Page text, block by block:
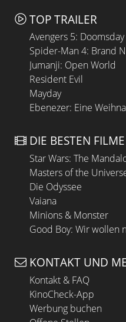
TOP TRAILER
Avengers 5: Doomsday
Spider-Man 4: Brand
Jumanji: Open World
Resident Evil
Mayday
Ebenezer: Eine
DIE BESTEN FILME
Star Wars: The
Masters of the
Die Odyssee
Vaiana
Minions & Monster
Good Boy: Wir wollen
KONTAKT UND
Kontakt & FAQ
KinoCheck-App
Werbung buchen